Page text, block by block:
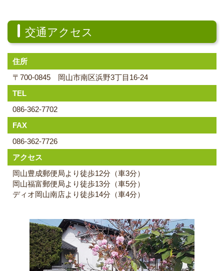
交通アクセス
住所
〒700-0845 岡山市南区浜野3丁目16-24
TEL
086-362-7702
FAX
086-362-7726
アクセス
岡山豊成郵便局より徒歩12分（車3分）
岡山福富郵便局より徒歩13分（車5分）
ディオ岡山南店より徒歩14分（車4分）